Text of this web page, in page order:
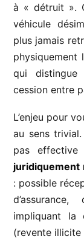
à « détruit ».
véhicule
plus jamais
physiquement
qui distingue
cession entre
L’enjeu pour
au sens
pas
juridiquement
: possible
impliquant la
(revente